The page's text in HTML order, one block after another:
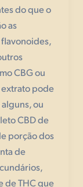
do que o
as
CBG ou
pode
ou
CBD de
porção dos
de
de THC que